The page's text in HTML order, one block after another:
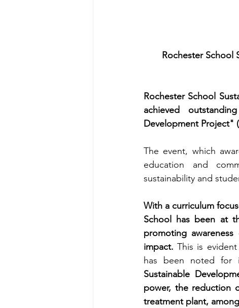
Rochester School
Rochester School
achieved
Development Project"
The event, which
education and
sustainability and
With a curriculum
School has been at
promoting
impact. This is
has been noted for
Sustainable
power, the reduction
treatment plant,